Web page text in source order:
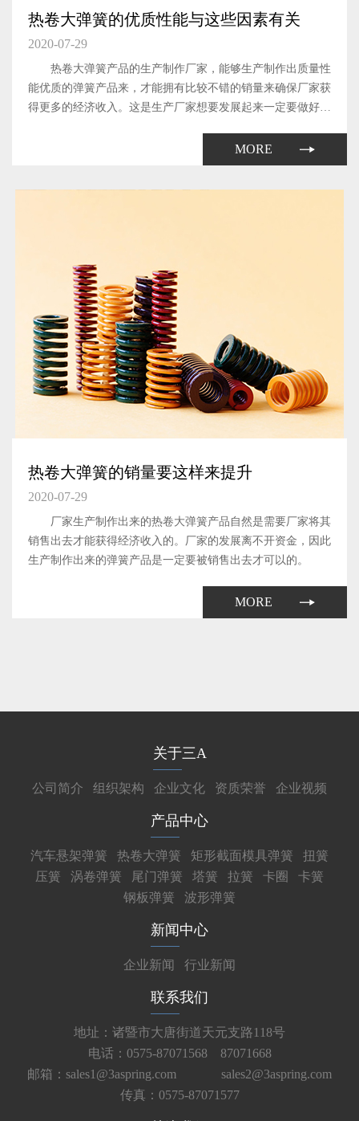
热卷大弹簧的优质性能与这些因素有关
2020-07-29
热卷大弹簧产品的生产制作厂家，能够生产制作出质量性
能优质的弹簧产品来，才能拥有比较不错的销量来确保厂家获
得更多的经济收入。这是生产厂家想要发展起来一定要做好的
质量和性能都与哪些因素有关系呢?下面本文就来简单地介绍
MORE
热卷大弹簧的销量要这样来提升
2020-07-29
厂家生产制作出来的热卷大弹簧产品自然是需要厂家将其
销售出去才能获得经济收入的。厂家的发展离不开资金，因此
生产制作出来的弹簧产品是一定要被销售出去才可以的。
MORE
关于三A
公司简介 组织架构 企业文化 资质荣誉 企业视频
产品中心
汽车悬架弹簧 热卷大弹簧 矩形截面模具弹簧
扭簧
压簧
涡卷弹簧 尾门弹簧 塔簧 拉簧 卡圈
卡簧
钢板弹簧
波形弹簧
新闻中心
企业新闻 行业新闻
联系我们
地址：诸暨市大唐街道天元支路118号
电话：0575-87071568 87071668
邮箱：sales1@3aspring.com
sales2@3aspring.com
传真：0575-87071577